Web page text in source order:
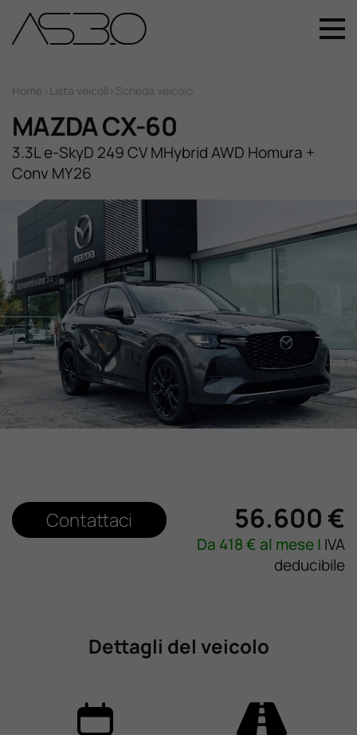
+39 049 899 4411
Auto Nuove
Auto Usate
Promozioni
Assistenza
Novità Sui Nostri Veicoli
Lavora Con Noi
Contattaci
Home > Lista veicoli > Scheda veicolo
MAZDA CX-60
3.3L e-SkyD 249 CV MHybrid AWD Homura +
Conv MY26
Contattaci 56.600 €
Da 418€ al mese | IVA
deducibile
Dettagli del veicolo